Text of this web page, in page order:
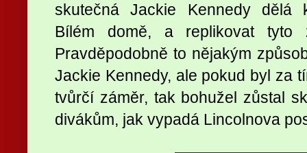
skutečná Jackie Kennedy dělá
Bílém domě, a replikovat tyto
Pravděpodobně to nějakým
Jackie Kennedy, ale pokud byl za
tvůrčí záměr, tak bohužel zůstal
divákům, jak vypadá Lincolnova